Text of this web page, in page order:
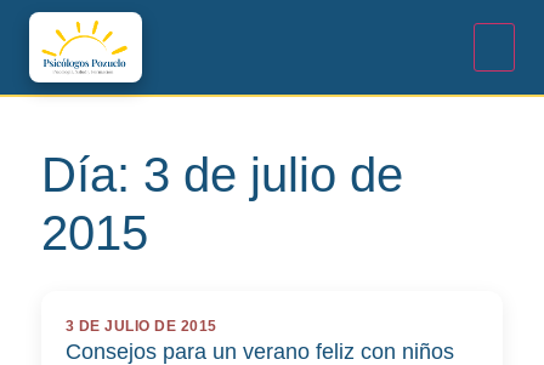
Día: 3 de julio de
2015
3 DE JULIO DE 2015
Consejos para un verano feliz con niños